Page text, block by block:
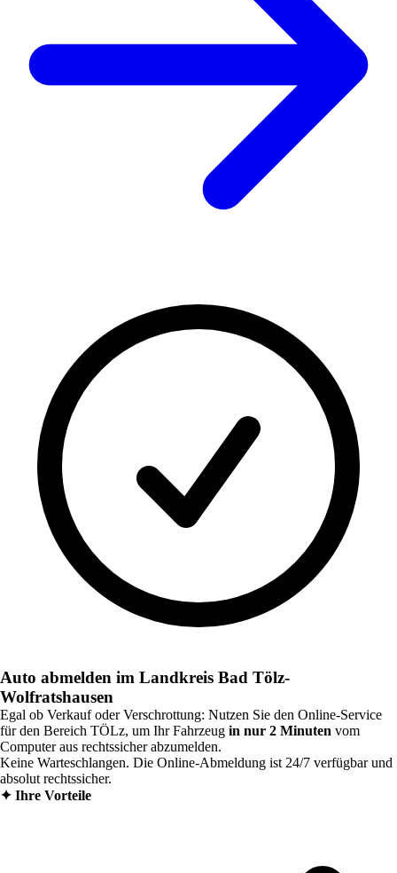
Auto abmelden im Landkreis Bad Tölz-
Wolfratshausen
Egal ob Verkauf oder Verschrottung: Nutzen Sie den Online-Service
für den Bereich TÖLz, um Ihr Fahrzeug in nur 2 Minuten vom
Computer aus rechtssicher abzumelden.
Keine Warteschlangen. Die Online-Abmeldung ist 24/7 verfügbar und
absolut rechtssicher.
✦ Ihre Vorteile